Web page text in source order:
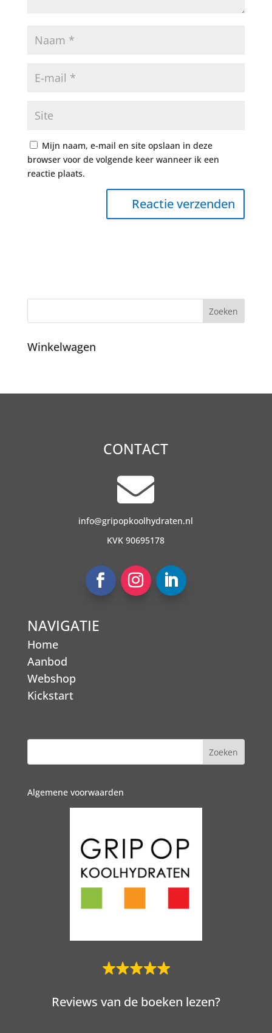
Mijn naam, e-mail en site opslaan in deze
browser voor de volgende keer wanneer ik een
reactie plaats.
Winkelwagen
CONTACT

info@gripopkoolhydraten.nl
KVK 90695178
NAVIGATIE
Home
Aanbod
Webshop
Kickstart
Algemene voorwaarden
Reviews van de boeken lezen?